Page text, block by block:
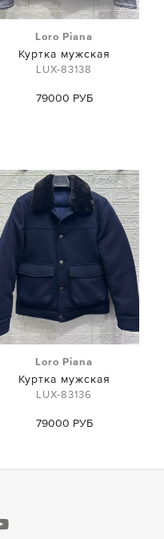
Loro Piana
Куртка мужская
LUX-83138
79000 РУБ
Loro Piana
Куртка мужская
LUX-83136
79000 РУБ